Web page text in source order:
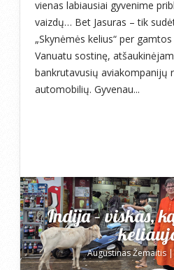
vienas labiausiai gyvenime
vaizdų… Bet Jasuras – tik
„Skynėmės kelius“ per
Vanuatu sostinę,
bankrutavusių aviakompanijų
automobilių. Gyvenau...
Indija – viskas,
Augustinas Žemaitis